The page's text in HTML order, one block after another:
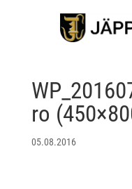
ro
05.08.2016